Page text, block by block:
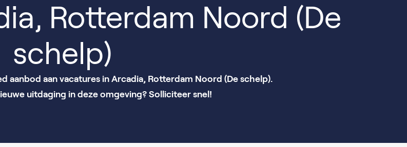
Rotterdam Noord (De
schelp)
aanbod aan vacatures in Arcadia, Rotterdam Noord (De schelp).
uitdaging in deze omgeving? Solliciteer snel!